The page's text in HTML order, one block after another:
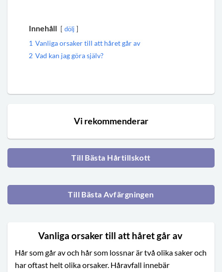
Innehåll dölj
1 Vanliga orsaker till att håret går av
2 Vad kan jag göra själv?
Vi rekommenderar
Till Bästa Hårtillskott
Till Bästa Avfärgningen
Vanliga orsaker till att håret går av
Hår som går av och hår som lossnar är två olika saker och
har oftast helt olika orsaker. Håravfall innebär